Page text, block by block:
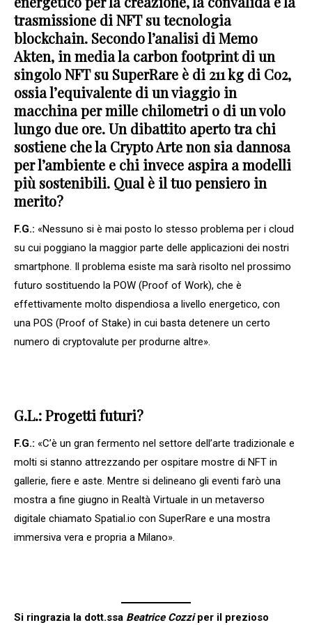
trasmissione di NFT su tecnologia
blockchain. Secondo l’analisi di Memo
Akten, in media la carbon footprint di un
singolo NFT su SuperRare è di 211 kg di Co2,
ossia l’equivalente di un viaggio in
macchina per mille chilometri o di un volo
lungo due ore. Un dibattito aperto tra chi
sostiene che la Crypto Arte non sia dannosa
per l’ambiente e chi invece aspira a modelli
più sostenibili. Qual è il tuo pensiero in
merito?
F.G.: «Nessuno si è mai posto lo stesso problema per i cloud
su cui poggiano la maggior parte delle applicazioni dei nostri
smartphone. Il problema esiste ma sarà risolto nel prossimo
futuro sostituendo la POW (Proof of Work), che è
effettivamente molto dispendiosa a livello energetico, con
una POS (Proof of Stake) in cui basta detenere un certo
numero di cryptovalute per produrne altre».
G.L.: Progetti futuri?
F.G.: «C’è un gran fermento nel settore dell’arte tradizionale e
molti si stanno attrezzando per ospitare mostre di NFT in
gallerie, fiere e aste. Mentre si delineano gli eventi farò una
mostra a fine giugno in Realtà Virtuale in un metaverso
digitale chiamato Spatial.io con SuperRare e una mostra
immersiva vera e propria a Milano».
Si ringrazia la dott.ssa Beatrice Cozziper il prezioso